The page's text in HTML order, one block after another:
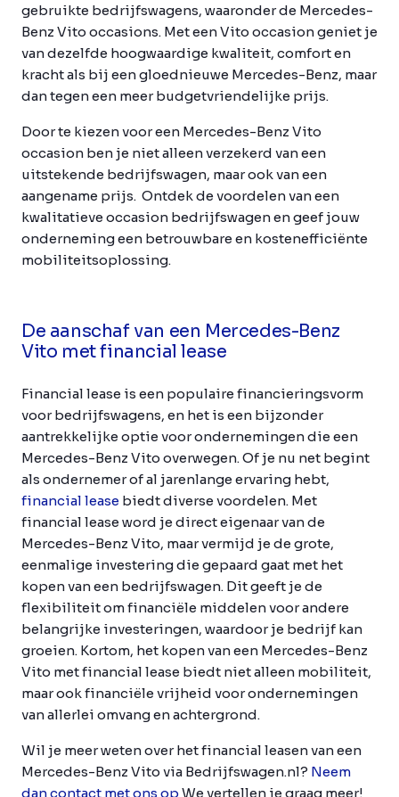
gebruikte bedrijfswagens, waaronder de Mercedes-
Benz Vito occasions. Met een Vito occasion geniet je
van dezelfde hoogwaardige kwaliteit, comfort en
kracht als bij een gloednieuwe Mercedes-Benz, maar
dan tegen een meer budgetvriendelijke prijs.
Door te kiezen voor een Mercedes-Benz Vito
occasion ben je niet alleen verzekerd van een
uitstekende bedrijfswagen, maar ook van een
aangename prijs. Ontdek de voordelen van een
kwalitatieve occasion bedrijfswagen en geef jouw
onderneming een betrouwbare en kostenefficiënte
mobiliteitsoplossing.
De aanschaf van een Mercedes-Benz
Vito met financial lease
Financial lease is een populaire financieringsvorm
voor bedrijfswagens, en het is een bijzonder
aantrekkelijke optie voor ondernemingen die een
Mercedes-Benz Vito overwegen. Of je nu net begint
als ondernemer of al jarenlange ervaring hebt,
financial lease biedt diverse voordelen. Met
financial lease word je direct eigenaar van de
Mercedes-Benz Vito, maar vermijd je de grote,
eenmalige investering die gepaard gaat met het
kopen van een bedrijfswagen. Dit geeft je de
flexibiliteit om financiële middelen voor andere
belangrijke investeringen, waardoor je bedrijf kan
groeien. Kortom, het kopen van een Mercedes-Benz
Vito met financial lease biedt niet alleen mobiliteit,
maar ook financiële vrijheid voor ondernemingen
van allerlei omvang en achtergrond.
Wil je meer weten over het financial leasen van een
Mercedes-Benz Vito via Bedrijfswagen.nl? Neem
dan contact met ons op We vertellen je graag meer!